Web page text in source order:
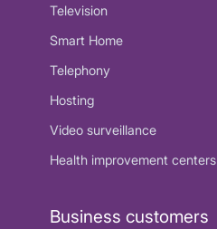
Television
Smart Home
Telephony
Hosting
Video surveillance
Health improvement centers
Business customers